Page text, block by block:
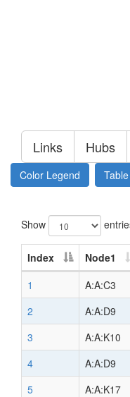
Links Hubs
Color Legend
Show
Index Node1
1
A:A:C3
2
A:A:D9
3
A:A:K10
4
A:A:D9
5
A:A:K17